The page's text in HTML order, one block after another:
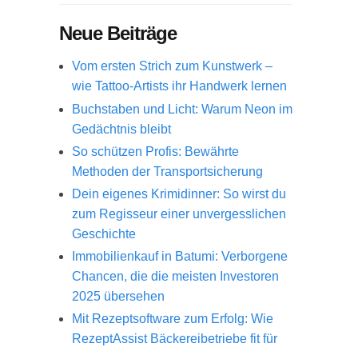
Neue Beiträge
Vom ersten Strich zum Kunstwerk –
wie Tattoo-Artists ihr Handwerk lernen
Buchstaben und Licht: Warum Neon im
Gedächtnis bleibt
So schützen Profis: Bewährte
Methoden der Transportsicherung
Dein eigenes Krimidinner: So wirst du
zum Regisseur einer unvergesslichen
Geschichte
Immobilienkauf in Batumi: Verborgene
Chancen, die die meisten Investoren
2025 übersehen
Mit Rezeptsoftware zum Erfolg: Wie
RezeptAssist Bäckereibetriebe fit für